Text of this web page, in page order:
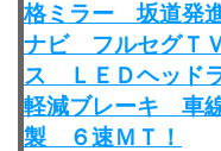
格ミラー 坂道発
ナビ フルセグＴ
ス ＬＥＤヘッド
軽減ブレーキ 車
製 ６速ＭＴ！